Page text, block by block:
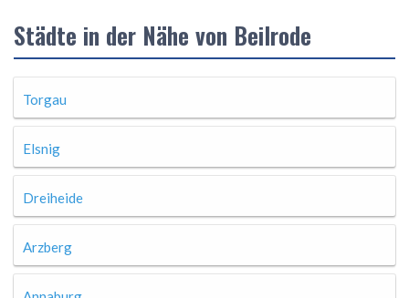
Städte in der Nähe von Beilrode
Torgau
Elsnig
Dreiheide
Arzberg